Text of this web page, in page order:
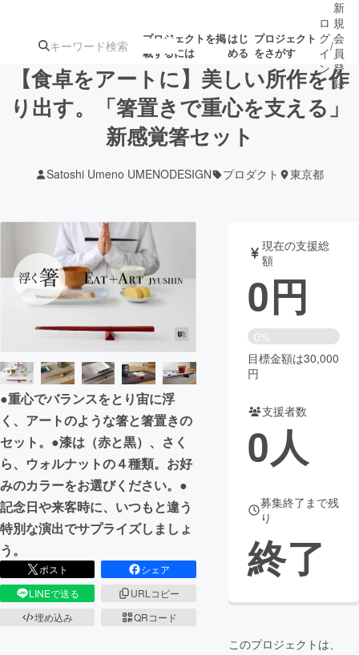
プロジェクトを掲
載するには
はじ
める
プロジェクト
をさがす
注目のリ 注目の新着プロ募集終了が近いプ
テクノロジー・ガジェット
映像・映画 書籍・雑誌
ビジネス・起業 チャレンジ
まちづくり・地域活性化
CAMPFIRE for Social Good
CAMPFIRE Creation
CAMPFIREふるさと納税machi-ya コミュニティ
ロ
グ
イ
ン
/
新
規
会
員
登
録
【食卓をアートに】美しい所作を作
り出す。「箸置きで重心を支える」
新感覚箸セット
Satoshi Umeno UMENODESIGN プロダクト 東京都
●重心でバランスをとり宙に浮
く、アートのような箸と箸置きの
セット。●漆は（赤と黒）、さく
ら、ウォルナットの４種類。お好
みのカラーをお選びください。●
記念日や来客時に、いつもと違う
特別な演出でサプライズしましょ
う。
ポスト
シェア
LINEで送る
URLコピー
埋め込み
QRコード
現在の支援総
額
0円
0%
目標金額は30,000
円
支援者数
0人
募集終了まで残
り
終了
このプロジェクトは、